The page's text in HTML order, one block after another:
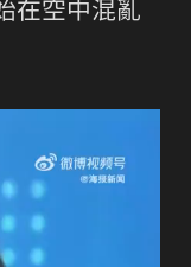
在空中混亂